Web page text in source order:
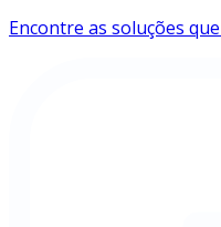
Encontre as soluções